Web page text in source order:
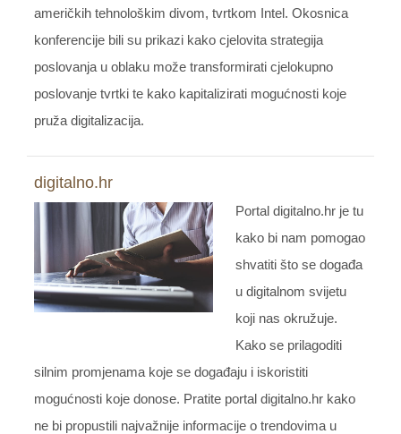
američkih tehnološkim divom, tvrtkom Intel. Okosnica
konferencije bili su prikazi kako cjelovita strategija
poslovanja u oblaku može transformirati cjelokupno
poslovanje tvrtki te kako kapitalizirati mogućnosti koje
pruža digitalizacija.
digitalno.hr
Portal digitalno.hr je tu
kako bi nam pomogao
shvatiti što se događa
u digitalnom svijetu
koji nas okružuje.
Kako se prilagoditi
silnim promjenama koje se događaju i iskoristiti
mogućnosti koje donose. Pratite portal digitalno.hr kako
ne bi propustili najvažnije informacije o trendovima u